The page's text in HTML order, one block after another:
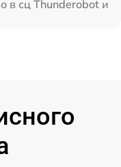
в сц Thunderobot и